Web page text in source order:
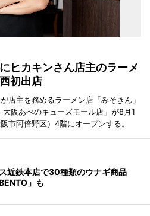
ヒカキンさん店主のラーメ
初出店
店主を務めるラーメン店「みそきん」
阪あべのキューズモール店」が8月1
市阿倍野区）4階にオープンする。
近鉄本店で30種類のウナギ商品
」も